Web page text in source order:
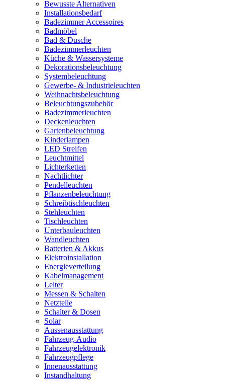
Bewusste Alternativen
Installationsbedarf
Badezimmer Accessoires
Badmöbel
Bad & Dusche
Badezimmerleuchten
Küche & Wassersysteme
Dekorationsbeleuchtung
Systembeleuchtung
Gewerbe- & Industrieleuchten
Weihnachtsbeleuchtung
Beleuchtungszubehör
Badezimmerleuchten
Deckenleuchten
Gartenbeleuchtung
Kinderlampen
LED Streifen
Leuchtmittel
Lichterketten
Nachtlichter
Pendelleuchten
Pflanzenbeleuchtung
Schreibtischleuchten
Stehleuchten
Tischleuchten
Unterbauleuchten
Wandleuchten
Batterien & Akkus
Elektroinstallation
Energieverteilung
Kabelmanagement
Leiter
Messen & Schalten
Netzteile
Schalter & Dosen
Solar
Aussenausstattung
Fahrzeug-Audio
Fahrzeugelektronik
Fahrzeugpflege
Innenausstattung
Instandhaltung